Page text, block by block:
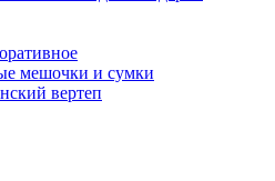
мешочки и сумки
вертеп